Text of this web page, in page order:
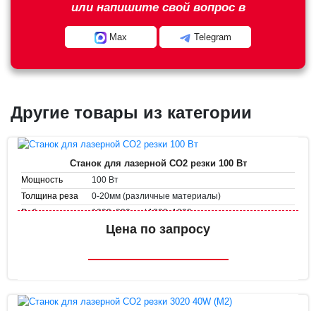
или напишите свой вопрос в
Max Telegram
Другие товары из категории
Станок для лазерной CO2 резки 100 Вт
Мощность
100 Вт
Толщина реза
0-20мм (различные материалы)
Рабочее поле
1000х800мм / 1300х1000мм
1-1000 мм/с
Цена по запросу